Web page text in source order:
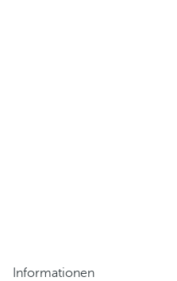
Informationen